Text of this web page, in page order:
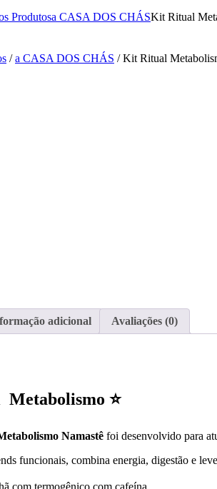
Produtosa CASA DOS CHÁSKit Ritual
/a CASA DOS CHÁS / Kit Ritual
adicional Avaliações (0)
⭐
Namastê foi desenvolvido para
funcionais, combina energia, digestão e
com termogênico com cafeína